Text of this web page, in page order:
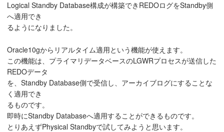
Logical Standby Database構成が構築できREDOログをStandby側
へ適用でき
るようになりました。
Oracle10gからリアルタイム適用という機能が使えます。
この機能は、プライマリデータベースのLGWRプロセスが送信した
REDOデータ
を、Standby Database側で受信し、アーカイブログにすることな
く適用でき
るものです。
即時にStandby Databaseへ適用することができるものです。
とりあえずPhysical Standbyで試してみようと思います。